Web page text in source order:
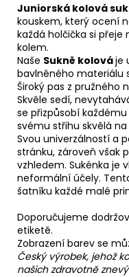
Juniorská kolová
kouskem, který ocení
každá holčička si
kolem.
Naše Sukně kolováje
bavlněného materiálu
Široký pas z pružného
Skvěle sedí,
se přizpůsobí
svému střihu skvělá
Svou univerzálností a
stránku, zároveň však
vzhledem. Sukénka je
neformální účely.
šatníku každé malé
Doporučujeme
etiketě.
Zobrazení barev se
Český výrobek, jehož
našich zdravotně